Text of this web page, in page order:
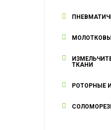
ТКАНИ
РОТОРНЫЕ